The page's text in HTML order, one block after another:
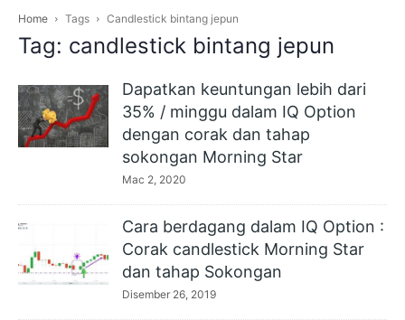
Home Tags Candlestick bintang jepun
Tag: candlestick bintang jepun
Dapatkan keuntungan lebih dari
35% / minggu dalam IQ Option
dengan corak dan tahap
sokongan Morning Star
Mac 2, 2020
Cara berdagang dalam IQ Option :
Corak candlestick Morning Star
dan tahap Sokongan
Disember 26, 2019